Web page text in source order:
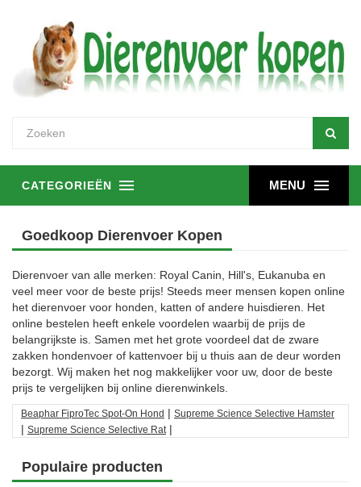
MENU
CATEGORIEËN
Goedkoop Dierenvoer Kopen
Dierenvoer van alle merken: Royal Canin, Hill's, Eukanuba en
veel meer voor de beste prijs! Steeds meer mensen kopen online
het dierenvoer voor honden, katten of andere huisdieren. Het
online bestelen heeft enkele voordelen waarbij de prijs de
belangrijkste is. Samen met het grote voordeel dat de zware
zakken hondenvoer of kattenvoer bij u thuis aan de deur worden
bezorgt. Wij maken het nog makkelijker voor uw, door de beste
prijs te vergelijken bij online dierenwinkels.
Beaphar FiproTec Spot-On Hond | Supreme Science Selective Hamster
| Supreme Science Selective Rat |
Populaire producten